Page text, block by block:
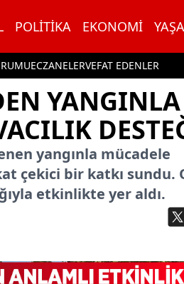
POLITIKA EKONOMI
ECZANELERVEFAT EDENLER
YANGINLA
yangınla mücadele
çekici bir katkı
etkinlikte yer aldı.